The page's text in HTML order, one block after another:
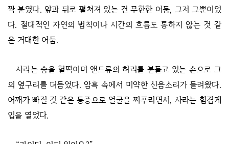
짝 붙였다. 앞과 뒤로 펼쳐져 있는 건 무한한 어둠, 그저 그뿐이었
다. 절대적인 자연의 법칙이나 시간의 흐름도 통하지 않는 것 같
은 거대한 어둠.
사라는 숨을 헐떡이며 앤드류의 허리를 붙들고 있는 손으로 그
의 옆구리를 더듬었다. 암흑 속에서 미약한 신음소리가 들려왔다.
어깨가 빠질 것 같은 통증으로 얼굴을 찌푸리면서, 사라는 힘겹게
입을 열었다.